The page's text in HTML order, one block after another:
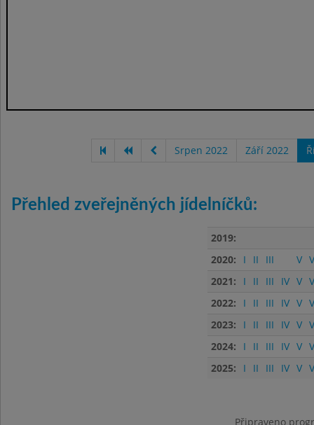
Srpen 2022 Září 2022
Přehled zveřejněných jídelníčků:
2019:
2020:
I II III V
2021:
I II III IV V
2022:
I II III IV V
2023:
I II III IV V
2024:
I II III IV V
2025:
I II III IV V
Připraveno